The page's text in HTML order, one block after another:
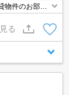
件のお部屋
る